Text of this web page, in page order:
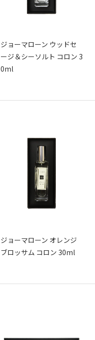
ジョーマローン ウッドセ
ージ＆シーソルト コロン 3
0ml
ジョーマローン オレンジ
ブロッサム コロン 30ml